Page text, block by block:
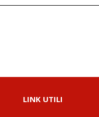
LINK UTILI